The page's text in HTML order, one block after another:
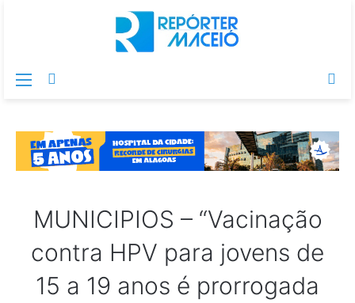
Menu
MUNICIPIOS – “Vacinação
contra HPV para jovens de
15 a 19 anos é prorrogada